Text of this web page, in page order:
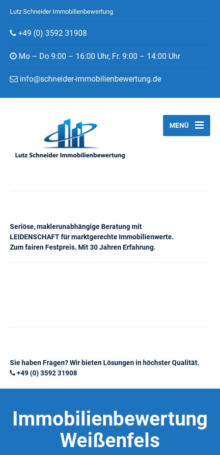
Lutz Schneider Immobilienbewertung
+49 (0) 3592 31908
Mo – Do 9:00 – 16:00 Uhr, Fr. 9:00 – 14:00 Uhr
info@schneider-immobilienbewertung.de
Seriöse, maklerunabhängige Beratung mit
LEIDENSCHAFT für marktgerechte Immobilienwerte.
Zum fairen Festpreis. Mit 30 Jahren Erfahrung.
MENÜ
Sie haben Fragen? Wir bieten Lösungen in höchster Qualität.
+49 (0) 3592 31908
Immobilienbewertung
Weißenfels